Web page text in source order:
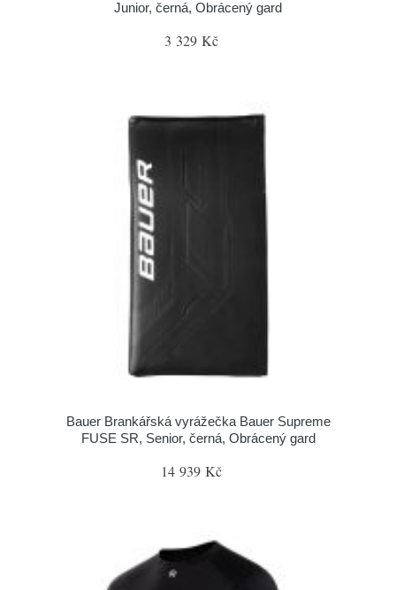
Junior, černá, Obrácený gard
3 329 Kč
Bauer Brankářská vyrážečka Bauer Supreme
FUSE SR, Senior, černá, Obrácený gard
14 939 Kč